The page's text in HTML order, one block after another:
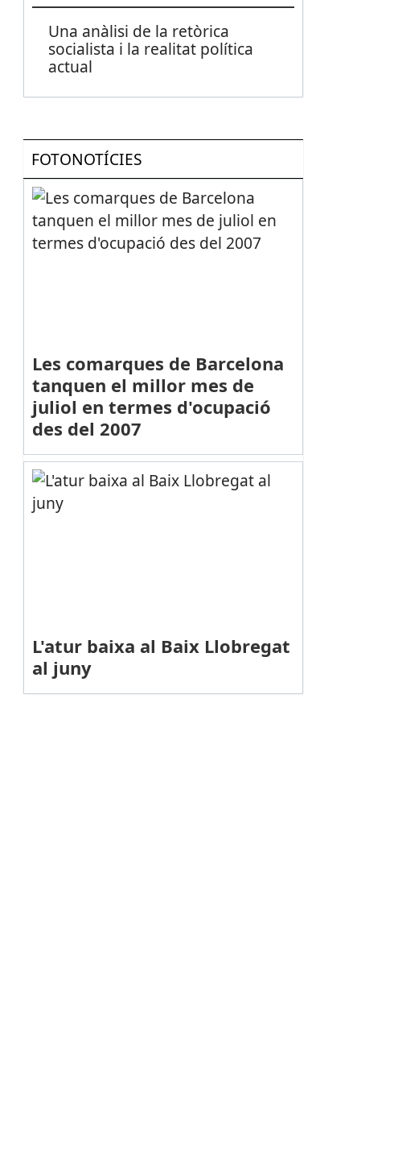
Una anàlisi de la retòrica
socialista i la realitat política
actual
FOTONOTÍCIES
Les comarques de Barcelona
tanquen el millor mes de
juliol en termes d'ocupació
des del 2007
L'atur baixa al Baix Llobregat
al juny